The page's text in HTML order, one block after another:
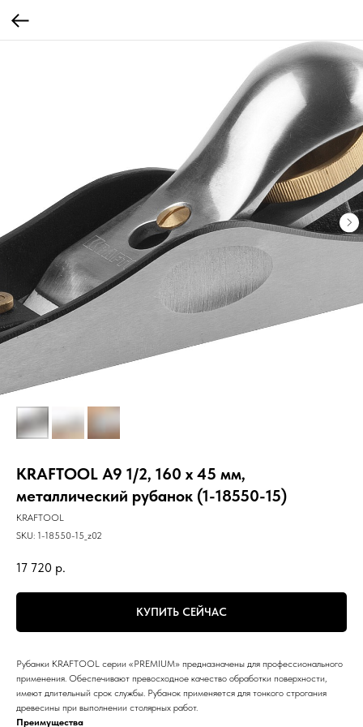
KRAFTOOL А9 1/2, 160 x 45 мм,
металлический рубанок (1-18550-15)
KRAFTOOL
SKU: 1-18550-15_z02
17 720 р.
КУПИТЬ СЕЙЧАС
Рубанки KRAFTOOL серии «PREMIUM» предназначены для профессионального
применения. Обеспечивают превосходное качество обработки поверхности,
имеют длительный срок службы. Рубанок применяется для тонкого строгания
древесины при выполнении столярных работ.
Преимущества